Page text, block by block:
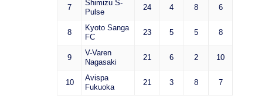
7
Shimizu S-
Pulse
24 4 8 6
8
Kyoto Sanga
FC
23 5 5 8
9
V-Varen
Nagasaki
21 6 2 10
10
Avispa
Fukuoka
21 3 8 7